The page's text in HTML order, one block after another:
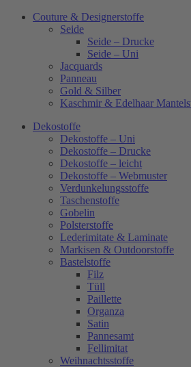
Couture & Designerstoffe
Seide
Seide – Drucke
Seide – Uni
Jacquards
Panneau
Gold & Silber
Kaschmir & Edelhaar
Dekostoffe
Dekostoffe – Uni
Dekostoffe – Drucke
Dekostoffe – leicht
Dekostoffe – Webmuster
Verdunkelungsstoffe
Taschenstoffe
Gobelin
Polsterstoffe
Lederimitate & Laminate
Markisen & Outdoorstoffe
Bastelstoffe
Filz
Tüll
Paillette
Organza
Satin
Pannesamt
Fellimitat
Weihnachtsstoffe